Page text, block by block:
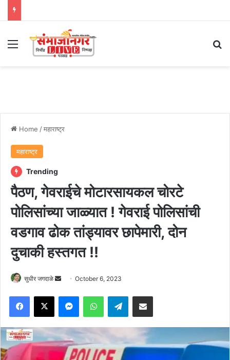
Menu
Home /महाराष्ट्र
महाराष्ट्र
Trending
पैठण, गेवराईचे मोटारसायकल चोरटे
पोलिसांच्या जाळ्यात ! गेवराई पोलिसांची
वडगाव ढोक तांड्यावर छापेमारी, दोन
दुचाकी हस्तगत !!
सुधीर जगदाळे
Send
email
October 6, 2023
Facebook
X MessengerWhatsAppTelegramShare via Email